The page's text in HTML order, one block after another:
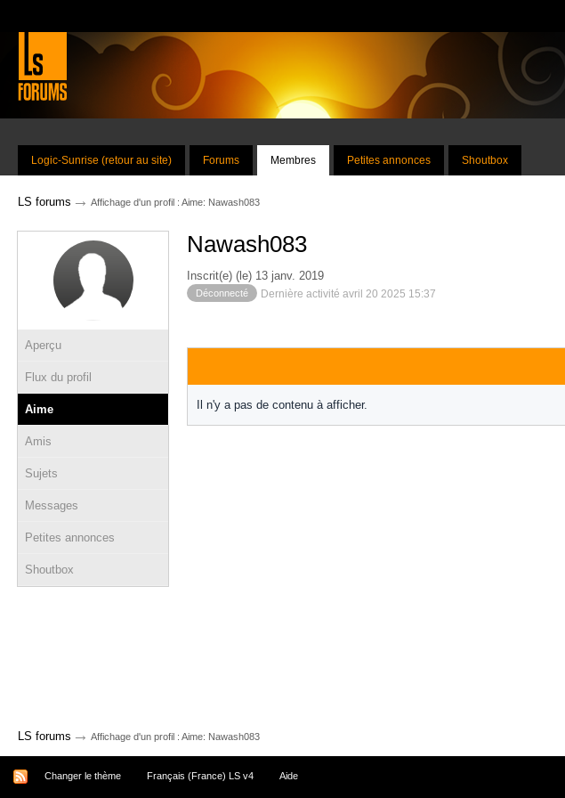
Logic-Sunrise (retour au site) Forums Membres Petites annonces Shoutbox
LS forums → Affichage d'un profil : Aime: Nawash083
Aperçu
Flux du profil
Aime
Amis
Sujets
Messages
Petites annonces
Shoutbox
Nawash083
Inscrit(e) (le) 13 janv. 2019
Déconnecté Dernière activité avril 20 2025 15:37
Il n'y a pas de contenu à afficher.
LS forums → Affichage d'un profil : Aime: Nawash083
Changer le thème Français (France) LS v4 Aide